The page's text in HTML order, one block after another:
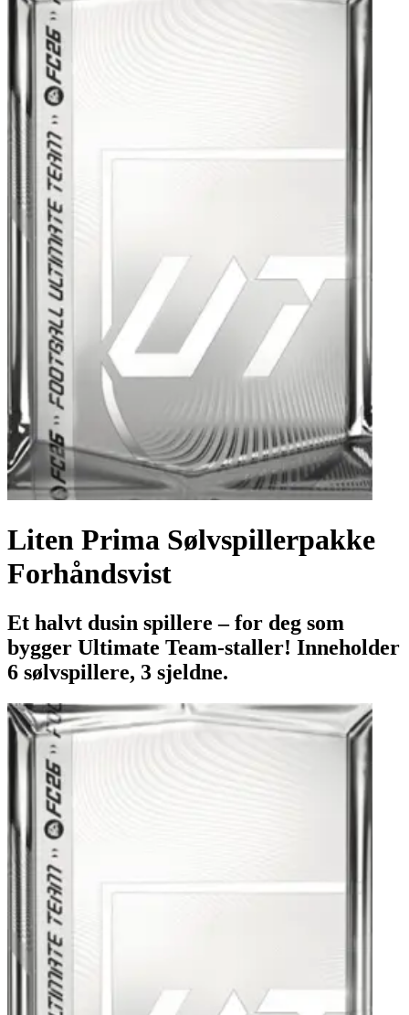
Liten Prima Sølvspillerpakke
Forhåndsvist
Et halvt dusin spillere – for deg som
bygger Ultimate Team-staller! Inneholder
6 sølvspillere, 3 sjeldne.